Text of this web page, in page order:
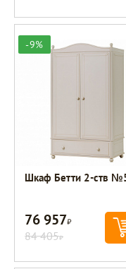
-9%
Шкаф Бетти 2-ств
76 957Р
84 405Р